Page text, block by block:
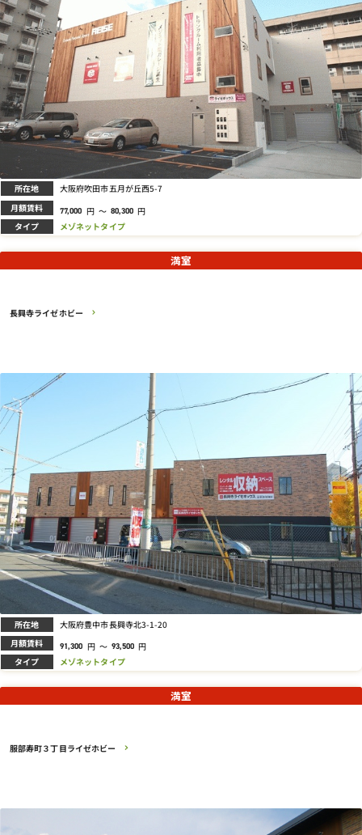
所在地 大阪府吹田市五月が丘西5-7
月額賃料 77,000 円 ～ 80,300 円
タイプ メゾネットタイプ
長興寺ライゼホビー
満室
所在地 大阪府豊中市長興寺北3-1-20
月額賃料 91,300 円 ～ 93,500 円
タイプ メゾネットタイプ
服部寿町３丁目ライゼホビー
満室